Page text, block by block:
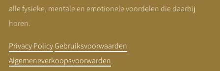
alle fysieke, mentale en emotionele voordelen die daarbij
horen.
Privacy PolicyGebruiksvoorwaarden
Algemeneverkoopsvoorwarden